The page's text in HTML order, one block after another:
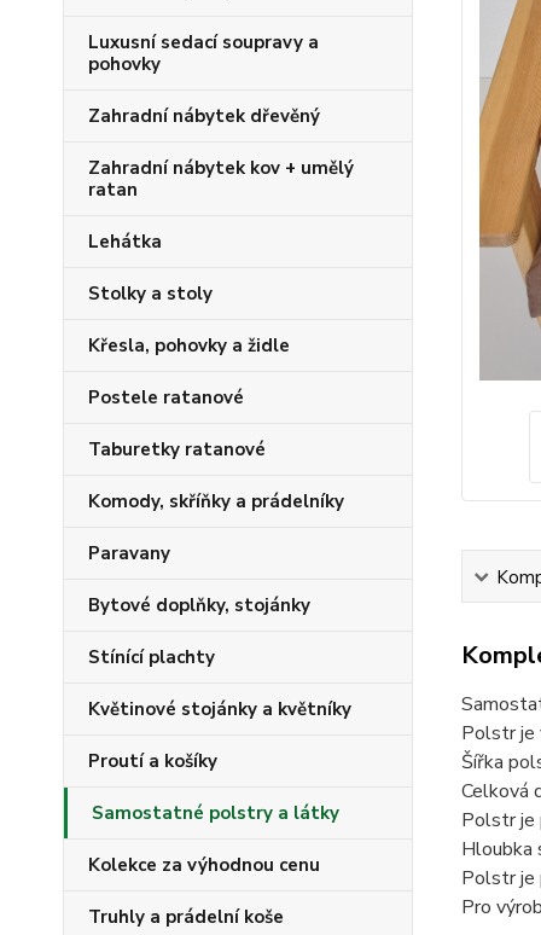
Luxusní sedací soupravy a
pohovky
Zahradní nábytek dřevěný
Zahradní nábytek kov + umělý
ratan
Lehátka
Stolky a stoly
Křesla, pohovky a židle
Postele ratanové
Taburetky ratanové
Komody, skříňky a prádelníky
Paravany
Bytové doplňky, stojánky
Stínící plachty
Květinové stojánky a květníky
Proutí a košíky
Samostatné polstry a látky
Kolekce za výhodnou cenu
Truhly a prádelní koše
Polstr je
Šířka
Celková
Polstr je
Hloubka
Polstr je
Pro